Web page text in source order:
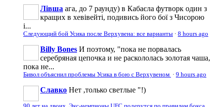
Лівша ага, до 7 раунду) в Кабаєла футворк один з
кращих в хевівейті, подивись його бої з Чисорою
і...
Следующий бой Усика после Верхувена: все варианты · 8 hours ago
Billy Bones И поэтому, "пока не порвалась
серебряная цепочка и не раскололась золотая чаша,
пока не...
Бивол объяснил проблемы Усика в бою с Верхувеном · 9 hours ago
Славко Нет ,только светлые "!)